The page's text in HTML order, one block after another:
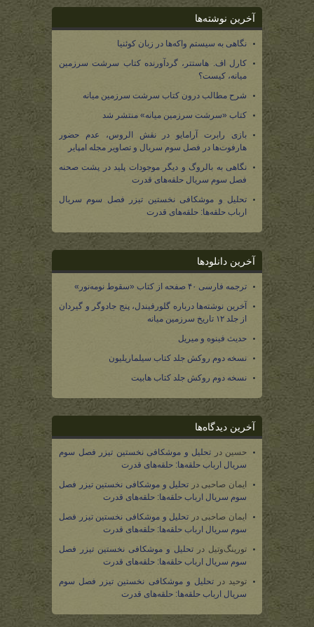
آخرین نوشته‌ها
نگاهی به سیستم واکه‌ها در زبان کوئنیا
کارل اف. هاستتر، گردآورنده کتاب سرشت سرزمین
میانه، کیست؟
شرح مطالب درون کتاب سرشت سرزمین میانه
کتاب «سرشت سرزمین میانه» منتشر شد
بازی رابرت آرامایو در نقش الروس، عدم حضور
هارفوت‌ها در فصل سوم سریال و تصاویر مجله امپایر
نگاهی به بالروگ و دیگر موجودات پلید در پشت صحنه
فصل سوم سریال حلقه‌های قدرت
تحلیل و موشکافی نخستین تیزر فصل سوم سریال
ارباب حلقه‌ها: حلقه‌های قدرت
آخرین دانلودها
ترجمه فارسی ۴۰ صفحه از کتاب «سقوط نومه‌نور»
آخرین نوشته‌ها درباره گلورفیندل، پنج جادوگر و گیردان
از جلد ۱۲ تاریخ سرزمین میانه
حدیث فینوه و میریل
نسخه دوم روکش جلد کتاب سیلماریلیون
نسخه دوم روکش جلد کتاب هابیت
آخرین دیدگاه‌ها
حسین در تحلیل و موشکافی نخستین تیزر فصل سوم
سریال ارباب حلقه‌ها: حلقه‌های قدرت
ایمان صاحبی در تحلیل و موشکافی نخستین تیزر فصل
سوم سریال ارباب حلقه‌ها: حلقه‌های قدرت
ایمان صاحبی در تحلیل و موشکافی نخستین تیزر فصل
سوم سریال ارباب حلقه‌ها: حلقه‌های قدرت
تورینگ‌وتیل در تحلیل و موشکافی نخستین تیزر فصل
سوم سریال ارباب حلقه‌ها: حلقه‌های قدرت
توحید درتحلیل و موشکافی نخستین تیزر فصل سوم
سریال ارباب حلقه‌ها: حلقه‌های قدرت